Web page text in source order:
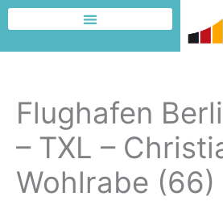
Zum
Inhalt
springen
Flughafen
– TXL –
Wohlrabe (66)